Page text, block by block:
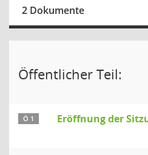
2 Dokumente
Öffentlicher Teil:
Ö 1 Eröffnung der